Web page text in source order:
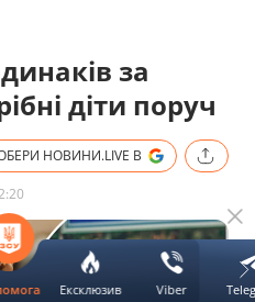
за
діти поруч
НОВИНИ.LIVE В
Ексклюзив Viber